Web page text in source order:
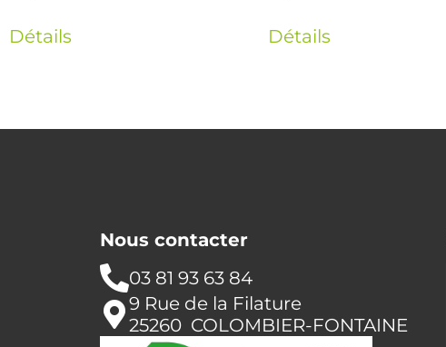
Détails Détails
Nous contacter
03 81 93 63 84
9 Rue de la Filature
25260 COLOMBIER-FONTAINE